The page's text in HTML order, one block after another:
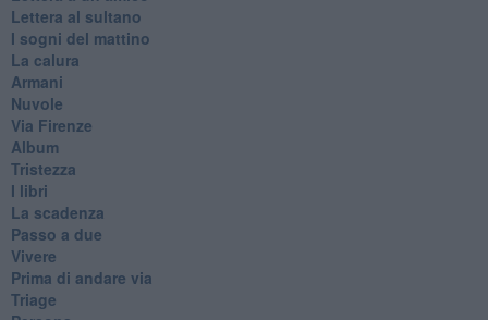
Lettera al sultano
I sogni del mattino
La calura
Armani
Nuvole
Via Firenze
Album
Tristezza
I libri
La scadenza
Passo a due
Vivere
Prima di andare via
Triage